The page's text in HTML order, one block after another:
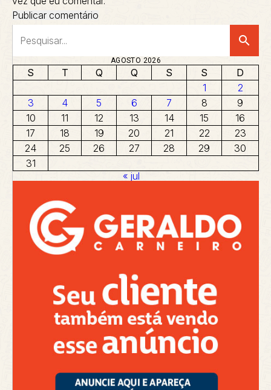
search
AGOSTO 2026
S T Q Q S S
D
1
2
3
4 5 6 7 8
9
10
11 12 13 14 15
16
17
18 19 20 21 22
23
24
25 26 27 28 29
30
31
« jul